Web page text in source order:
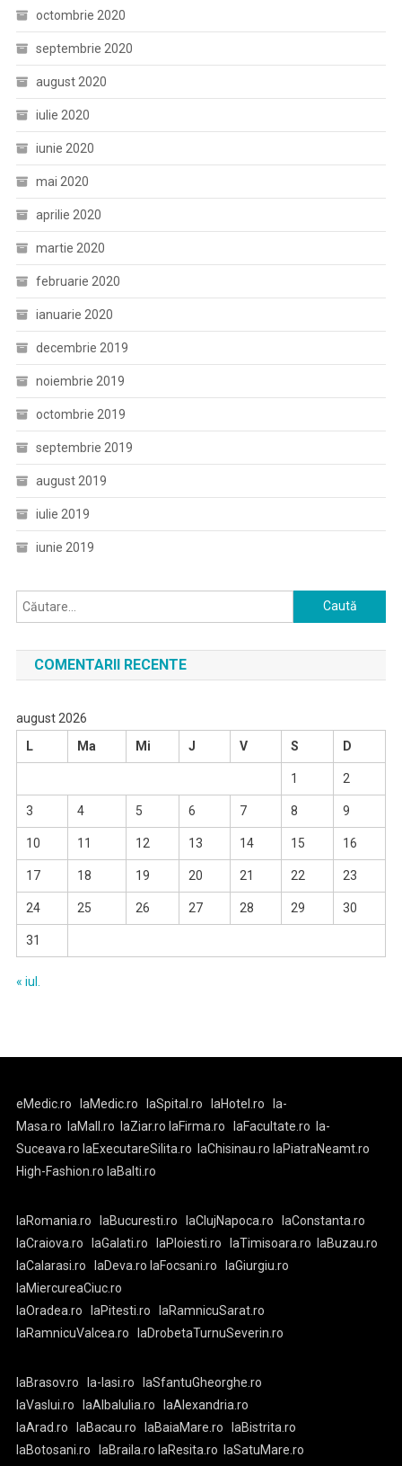
octombrie 2020
septembrie 2020
august 2020
iulie 2020
iunie 2020
mai 2020
aprilie 2020
martie 2020
februarie 2020
ianuarie 2020
decembrie 2019
noiembrie 2019
octombrie 2019
septembrie 2019
august 2019
iulie 2019
iunie 2019
Caută
după:
COMENTARII RECENTE
august 2026
L
Ma Mi J V S D
1 2
3 4 5 6 7 8 9
10 11 12 13 14 15 16
17 18 19 20 21 22 23
24 25 26 27 28 29 30
31
« iul.
eMedic.ro laMedic.ro laSpital.ro laHotel.ro
la-
Masa.ro
laMall.ro laZiar.ro laFirma.ro laFacultate.ro
la-
Suceava.ro laExecutareSilita.ro laChisinau.ro laPiatraNeamt.ro
High-Fashion.ro laBalti.ro
laRomania.ro laBucuresti.ro laClujNapoca.ro
laConstanta.ro
laCraiova.ro
laGalati.ro laPloiesti.ro laTimisoara.ro
laBuzau.ro
laCalarasi.ro
laDeva.ro laFocsani.ro
laGiurgiu.ro
laMiercureaCiuc.ro
laOradea.ro
laPitesti.ro
laRamnicuSarat.ro
laRamnicuValcea.ro
laDrobetaTurnuSeverin.ro
laBrasov.ro la-Iasi.ro
laSfantuGheorghe.ro
laVaslui.ro
laAlbaIulia.ro
laAlexandria.ro
laArad.ro
laBacau.ro laBaiaMare.ro
laBistrita.ro
laBotosani.ro
laBraila.ro laResita.ro
laSatuMare.ro